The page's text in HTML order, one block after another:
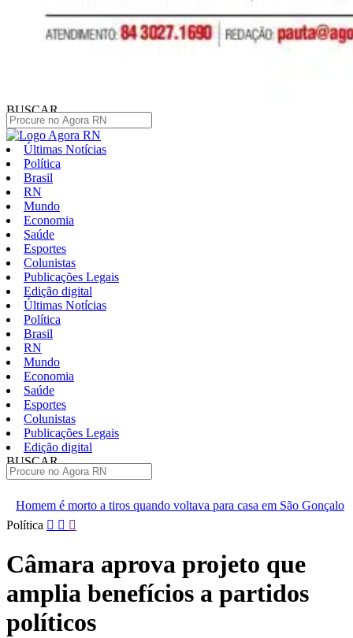
BUSCAR
Últimas Notícias
Política
Brasil
RN
Mundo
Economia
Saúde
Esportes
Colunistas
Publicações Legais
Edição digital
Últimas Notícias
Política
Brasil
RN
Mundo
Economia
Saúde
Esportes
Colunistas
Publicações Legais
Edição digital
BUSCAR
quando voltava para casa em São Gonçalo
Operação
Pular
conteúdo
Política
Câmara aprova projeto que
amplia benefícios a partidos
políticos